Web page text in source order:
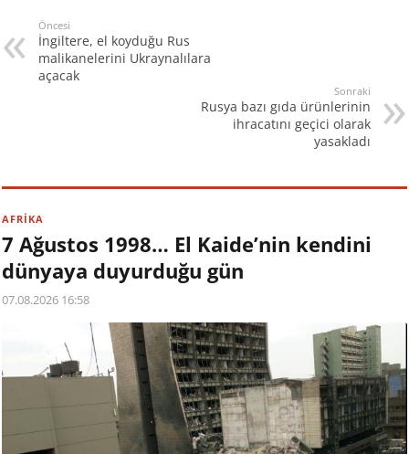
Akar, Irak Savunma
Bakanı Sabit Muhammed
Said Rıza Al Abbasi ile
görüşmesinde, terör
Öncesi
İngiltere, el koyduğu Rus
malikanelerini Ukraynalılara
açacak
Sonraki
Rusya bazı gıda ürünlerinin
ihracatını geçici olarak
yasakladı
AFRİKA
7 Ağustos 1998… El Kaide’nin kendini
dünyaya duyurduğu gün
07.08.2026 16:58